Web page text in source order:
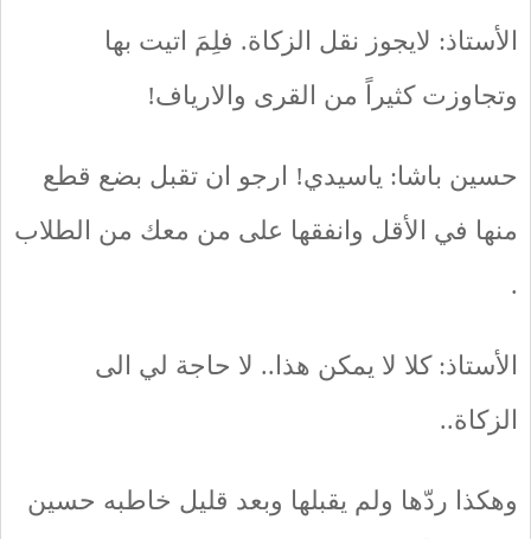
الأستاذ: لايجوز نقل الزكاة. فلِمَ اتيت بها
وتجاوزت كثيراً من القرى والارياف!
حسين باشا: ياسيدي! ارجو ان تقبل بضع قطع
منها في الأقل وانفقها على من معك من الطلاب
.
الأستاذ: كلا لا يمكن هذا.. لا حاجة لي الى
الزكاة..
وهكذا ردّها ولم يقبلها وبعد قليل خاطبه حسين